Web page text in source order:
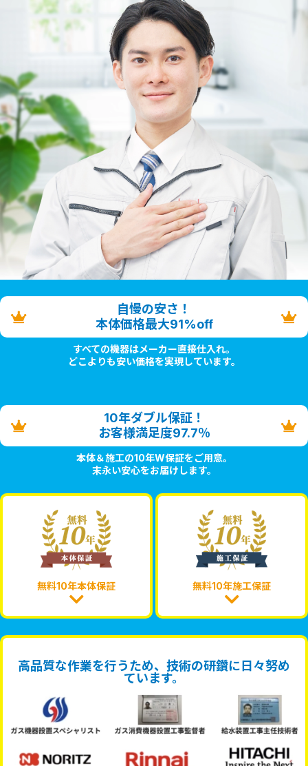
自慢の安さ！
本体価格最大91%off
すべての機器はメーカー直接仕入れ。
どこよりも安い価格を実現しています。
10年ダブル保証！
お客様満足度97.7％
本体＆施工の10年W保証をご用意。
末永い安心をお届けします。
無料10年本体保証 無料10年施工保証
高品質な作業を行うため、技術の研鑽に日々努め
ています。